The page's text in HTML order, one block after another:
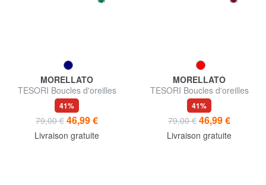
MORELLATO
TESORI Boucles d'oreilles
41%
79,00 € 46,99 €
Livraison gratuite
MORELLATO
TESORI Boucles d'oreilles
41%
79,00 € 46,99 €
Livraison gratuite